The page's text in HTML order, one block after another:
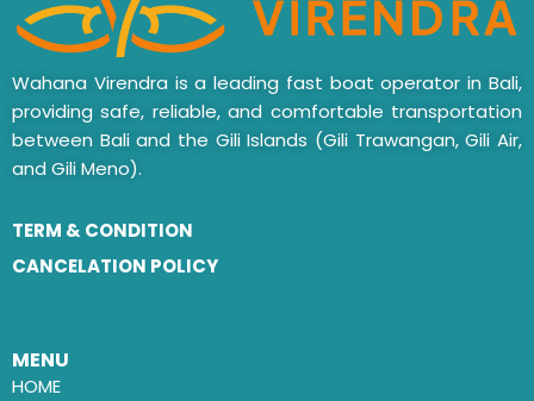
Wahana Virendra is a leading fast boat operator in Bali,
providing safe, reliable, and comfortable transportation
between Bali and the Gili Islands (Gili Trawangan, Gili Air,
and Gili Meno).
TERM & CONDITION
CANCELATION POLICY
MENU
HOME